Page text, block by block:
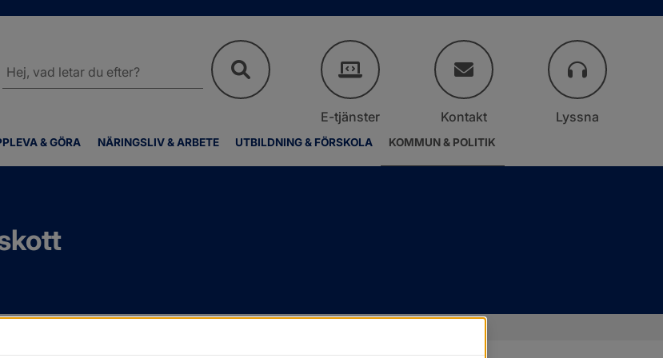
& GÖRA NÄRINGSLIV & ARBETE UTBILDNING & FÖRSKOLA KOMMUN & POLITIK
webbplatsen
E-tjänster Kontakt Lyssna